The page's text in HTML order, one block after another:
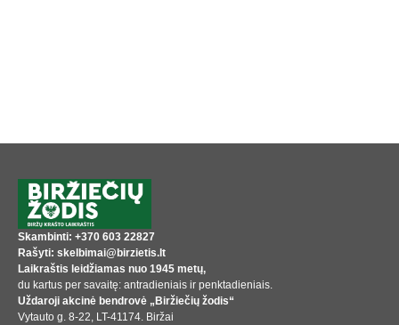
Skambinti: +370 603 22827
Rašyti: skelbimai@birzietis.lt
Laikraštis leidžiamas nuo 1945 metų,
du kartus per savaitę: antradieniais ir penktadieniais.
Uždaroji akcinė bendrovė „Biržiečių žodis“
Vytauto g. 8-22, LT-41174. Biržai